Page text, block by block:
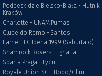
Podbeskidzie Bielsko-Biała - Hutnik
Kraków
Charlotte - UNAM Pumas
Clube do Remo - Santos
Larne - FC Iberia 1999 (Saburtalo)
Shamrock Rovers - Egnatia
Sparta Praga - Lyon
Royale Union SG - Bodo/Glimt